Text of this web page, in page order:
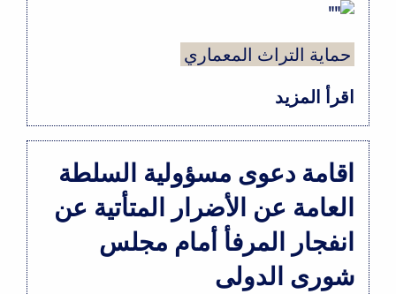
والمحاكمة
أمام
العدلي
حماية التراث المعماري
اقرأ المزيد
حماية
المعماري
اقامة دعوى مسؤولية السلطة
العامة عن الأضرار المتأتية عن
انفجار المرفأ أمام مجلس
شورى الدولى